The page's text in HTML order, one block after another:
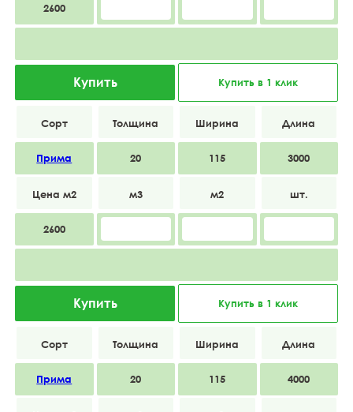
2600
Купить Купить в 1 клик
Прима 20 115 3000
2600
Купить Купить в 1 клик
Прима 20 115 4000